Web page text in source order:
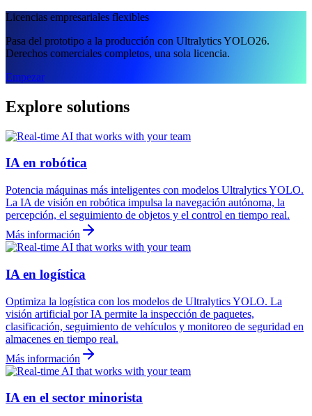
Licencias empresariales flexibles
Pasa del prototipo a la producción con Ultralytics YOLO26.
Derechos comerciales completos, una sola licencia.
Empezar
Explore solutions
IA en robótica
Potencia máquinas más inteligentes con modelos Ultralytics YOLO.
La IA de visión en robótica impulsa la navegación autónoma, la
percepción, el seguimiento de objetos y el control en tiempo real.
Más información
IA en logística
Optimiza la logística con los modelos de Ultralytics YOLO. La
visión artificial por IA permite la inspección de paquetes,
clasificación, seguimiento de vehículos y monitoreo de seguridad en
almacenes en tiempo real.
Más información
IA en el sector minorista